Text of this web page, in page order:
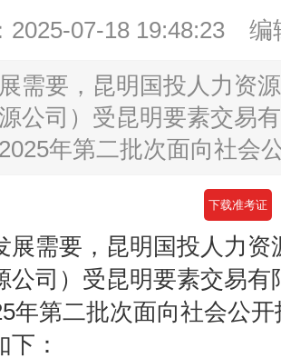
2025-07-18 19:48:23 编
需要，昆明国投人力资
公司）受昆明要素交易
年第二批次面向社会
下载准考证
展需要，昆明国投人力
公司）受昆明要素交易
年第二批次面向社会公
：